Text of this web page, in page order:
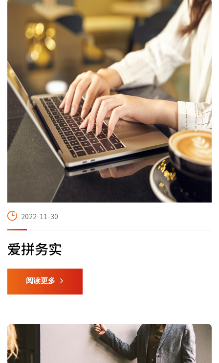
2022-11-30
爱拼务实
阅读更多